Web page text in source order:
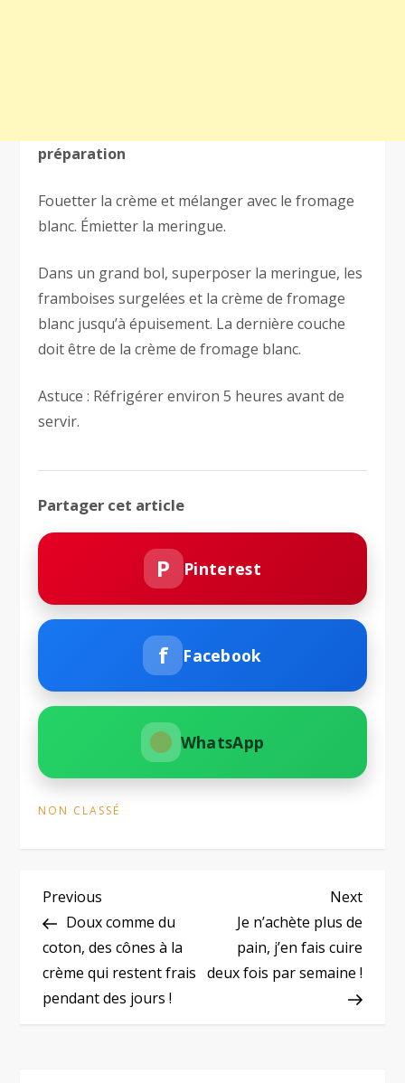
préparation
Fouetter la crème et mélanger avec le fromage
blanc. Émietter la meringue.
Dans un grand bol, superposer la meringue, les
framboises surgelées et la crème de fromage
blanc jusqu’à épuisement. La dernière couche
doit être de la crème de fromage blanc.
Astuce : Réfrigérer environ 5 heures avant de
servir.
Partager cet article
P Pinterest
f Facebook
WhatsApp
NON CLASSÉ
N
a
v
Previous
Post
Previous
Doux comme du
coton, des cônes à la
crème qui restent frais
pendant des jours !
Next
Post
Next
Je n’achète plus de
pain, j’en fais cuire
deux fois par semaine !